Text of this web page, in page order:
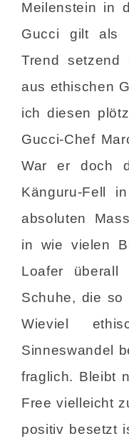
Meilenstein in
Gucci gilt als
Trend setzend
aus ethischen
ich diesen
Gucci-Chef
War er doch
Känguru-Fell
absoluten
in wie vielen
Loafer
Schuhe, die so
Wieviel
Sinneswandel
fraglich. Bleibt
Free vielleicht
positiv besetzt